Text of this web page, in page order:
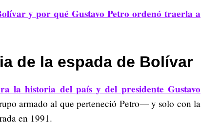
y por qué Gustavo Petro ordenó traerla a
de la espada de Bolívar
la historia del país y del presidente Gustavo
armado al que perteneció Petro— y solo con la
en 1991.